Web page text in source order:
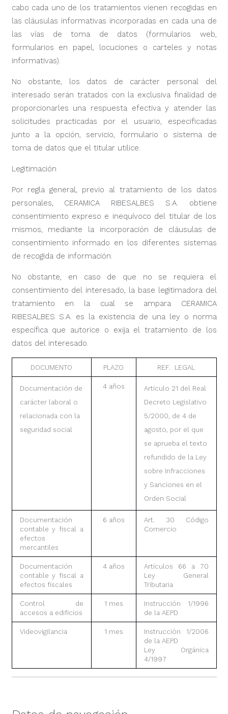
cabo cada uno de los tratamientos vienen recogidas en
las cláusulas informativas incorporadas en cada una de
las vías de toma de datos (formularios web,
formularios en papel, locuciones o carteles y notas
informativas).
No obstante, los datos de carácter personal del
interesado serán tratados con la exclusiva finalidad de
proporcionarles una respuesta efectiva y atender las
solicitudes practicadas por el usuario, especificadas
junto a la opción, servicio, formulario o sistema de
toma de datos que el titular utilice.
Legitimación
Por regla general, previo al tratamiento de los datos
personales, CERAMICA RIBESALBES S.A. obtiene
consentimiento expreso e inequívoco del titular de los
mismos, mediante la incorporación de cláusulas de
consentimiento informado en los diferentes sistemas
de recogida de información.
No obstante, en caso de que no se requiera el
consentimiento del interesado, la base legitimadora del
tratamiento en la cual se ampara CERAMICA
RIBESALBES S.A. es la existencia de una ley o norma
específica que autorice o exija el tratamiento de los
datos del interesado.
DOCUMENTO PLAZO REF. LEGAL
Documentación de
carácter laboral o
relacionada con la
seguridad social
4 años
Artículo 21 del Real
Decreto Legislativo
5/2000, de 4 de
agosto, por el que
se aprueba el texto
refundido de la Ley
sobre Infracciones
y Sanciones en el
Orden Social
Documentación
contable y fiscal a
efectos
mercantiles
6 años
Art. 30 Código
Comercio
Documentación
contable y fiscal a
efectos fiscales
4 años
Artículos 66 a 70
Ley General
Tributaria
Control de
accesos a edificios
1 mes
Instrucción 1/1996
de la AEPD
Videovigilancia 1 mes
Instrucción 1/2006
de la AEPD
Ley Orgánica
4/1997